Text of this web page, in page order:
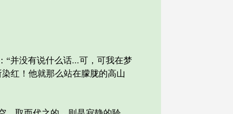
并没有说什么话...可，可我在梦
红！他就那么站在朦胧的高山